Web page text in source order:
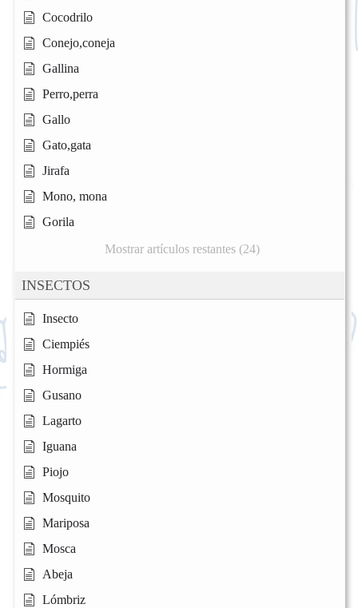
Cocodrilo
Conejo,coneja
Gallina
Perro,perra
Gallo
Gato,gata
Jirafa
Mono, mona
Gorila
Mostrar artículos restantes (24)
INSECTOS
Insecto
Ciempiés
Hormiga
Gusano
Lagarto
Iguana
Piojo
Mosquito
Mariposa
Mosca
Abeja
Lómbriz